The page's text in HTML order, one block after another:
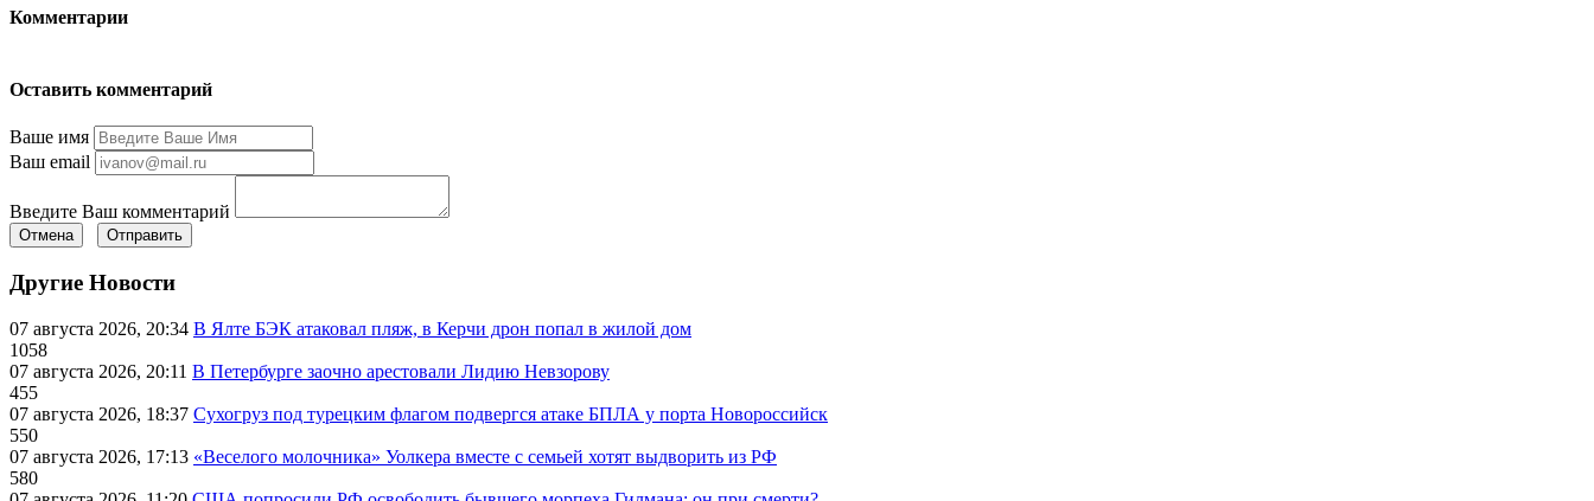
Комментарии
Оставить комментарий
Ваше имя
Ваш email
Введите Ваш комментарий
Отмена Отправить
Другие Новости
07 августа 2026, 20:34 В Ялте БЭК атаковал пляж, в Керчи дрон попал в жилой дом
1058
07 августа 2026, 20:11 В Петербурге заочно арестовали Лидию Невзорову
455
07 августа 2026, 18:37 Сухогруз под турецким флагом подвергся атаке БПЛА у порта Новороссийск
550
07 августа 2026, 17:13 «Веселого молочника» Уолкера вместе с семьей хотят выдворить из РФ
580